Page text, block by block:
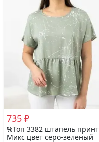
735 ₽
%Топ 3382 штапель принт
Микс цвет серо-зеленый